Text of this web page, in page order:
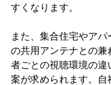
すくなります。
また、集合住宅やア
の共用アンテナとの兼
者ごとの視聴環境の違
案が求められます。自